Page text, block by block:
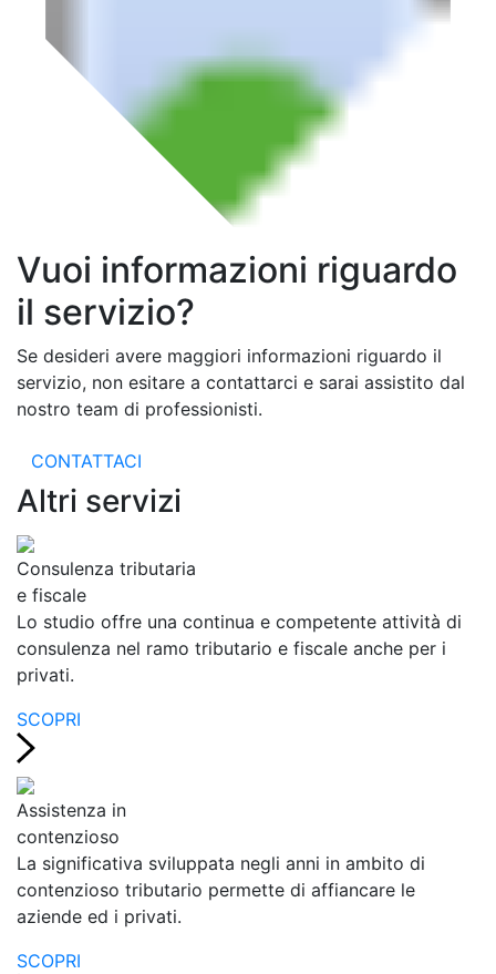
Vuoi informazioni riguardo
il servizio?
Se desideri avere maggiori informazioni riguardo il
servizio, non esitare a contattarci e sarai assistito dal
nostro team di professionisti.
CONTATTACI
Altri servizi
Consulenza tributaria
e fiscale
Lo studio offre una continua e competente attività di
consulenza nel ramo tributario e fiscale anche per i
privati.
SCOPRI
Assistenza in
contenzioso
La significativa sviluppata negli anni in ambito di
contenzioso tributario permette di affiancare le
aziende ed i privati.
SCOPRI